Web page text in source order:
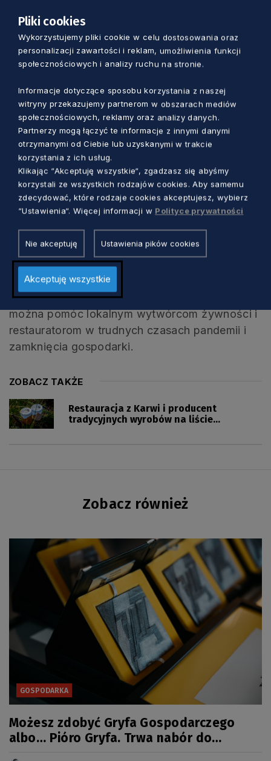
bardziej świadomi tego co kupują,
uważnie czytają skład produktów,
które znajdują się w ich koszyku.
domu. Nie zadowolą się już
przeciętnym produktem, a szukają
wysokiej jakości żywności. W końcu nie
każdy chleb zasługuje na miano
chleba – podkreśla Krzysztof
Pałkowski.
Producenci żywności, restauratorzy i
browarnicy dostosowali swoją działalność do
dynamicznie zmieniającej się rzeczywistości w
czasie pandemii. Dzięki temu ich oferta jest
dostępna na wynos i z dowozem. Przy okazji
można pomóc lokalnym wytwórcom żywności i
restauratorom w trudnych czasach pandemii i
zamknięcia gospodarki.
ZOBACZ TAKŻE
Restauracja z Karwi i producent
tradycyjnych wyrobów na liście
Zobacz również
GOSPODARKA
Możesz zdobyć Gryfa Gospodarczego
albo… Pióro Gryfa. Trwa nabór do
Pliki cookies
Wykorzystujemy pliki cookie w celu dostosowania oraz
personalizacji zawartości i reklam, umożliwienia funkcji
społecznościowych i analizy ruchu na stronie.
Informacje dotyczące sposobu korzystania z naszej
witryny przekazujemy partnerom w obszarach mediów
społecznościowych, reklamy oraz analizy danych.
Partnerzy mogą łączyć te informacje z innymi danymi
otrzymanymi od Ciebie lub uzyskanymi w trakcie
korzystania z ich usług.
Klikając “Akceptuję wszystkie“, zgadzasz się abyśmy
korzystali ze wszystkich rodzajów cookies. Aby samemu
zdecydować, które rodzaje cookies akceptujesz, wybierz
“Ustawienia“. Więcej informacji w Polityce prywatności
Nie akceptuję Ustawienia pików cookies
Akceptuję wszystkie